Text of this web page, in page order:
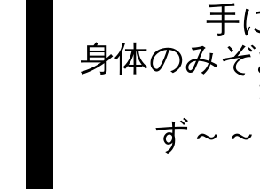
手
身体のみ
ず～